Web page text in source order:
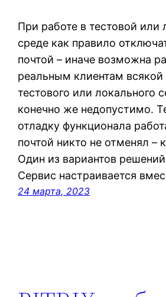
При работе в тестовой или
среде как правило
почтой – иначе возможна
реальным клиентам
тестового или локального
конечно же недопустимо.
отладку функционала
почтой никто не отменял –
Один из вариантов
Сервис настраивается
24 марта, 2023